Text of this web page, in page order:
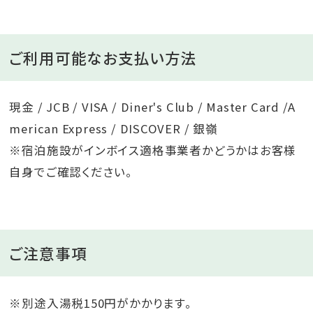
ご利用可能なお支払い方法
現金 / JCB / VISA / Diner's Club / Master Card /A
merican Express / DISCOVER / 銀嶺
※宿泊施設がインボイス適格事業者かどうかはお客様
自身でご確認ください。
ご注意事項
※別途入湯税150円がかかります。